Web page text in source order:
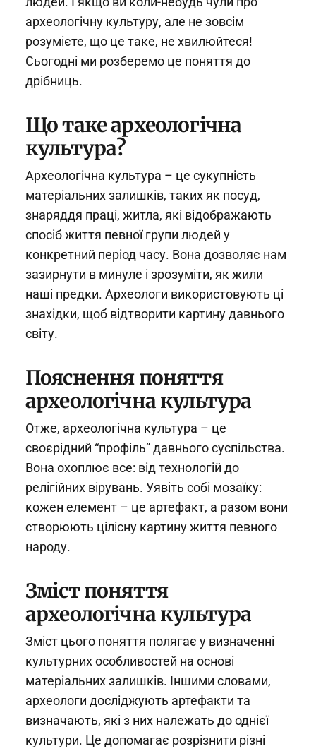
археологічну культуру, але не зовсім
розумієте, що це таке, не хвилюйтеся!
Сьогодні ми розберемо це поняття до
дрібниць.
Що таке археологічна
культура?
Археологічна культура – це сукупність
матеріальних залишків, таких як посуд,
знаряддя праці, житла, які відображають
спосіб життя певної групи людей у
конкретний період часу. Вона дозволяє нам
зазирнути в минуле і зрозуміти, як жили
наші предки. Археологи використовують ці
знахідки, щоб відтворити картину давнього
світу.
Пояснення поняття
археологічна культура
Отже, археологічна культура – це
своєрідний “профіль” давнього суспільства.
Вона охоплює все: від технологій до
релігійних вірувань. Уявіть собі мозаїку:
кожен елемент – це артефакт, а разом вони
створюють цілісну картину життя певного
народу.
Зміст поняття
археологічна культура
Зміст цього поняття полягає у визначенні
культурних особливостей на основі
матеріальних залишків. Іншими словами,
археологи досліджують артефакти та
визначають, які з них належать до однієї
культури. Це допомагає розрізнити різні